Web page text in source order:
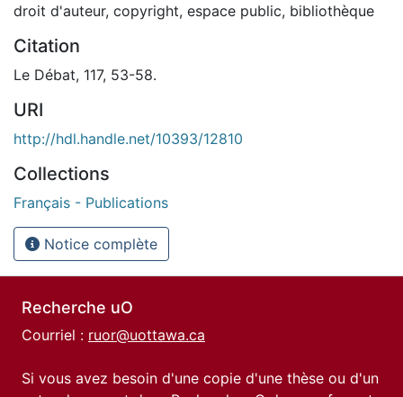
droit d'auteur, copyright, espace public, bibliothèque
Citation
Le Débat, 117, 53-58.
URI
http://hdl.handle.net/10393/12810
Collections
Français - Publications
Notice complète
Recherche uO
Courriel : ruor@uottawa.ca
Si vous avez besoin d'une copie d'une thèse ou d'un